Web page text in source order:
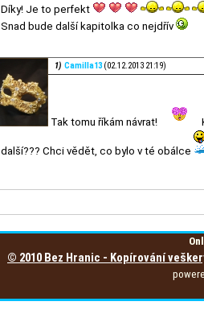
Díky! Je to perfekt
Snad bude další kapitolka co nejdřív
1) Camilla13(02.12.2013 21:19)
Tak tomu říkám návrat!
další??? Chci vědět, co bylo v té obálce
© 2010 Bez Hranic - Kopírování